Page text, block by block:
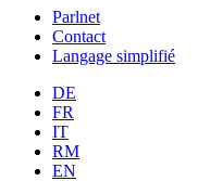
Parlnet
Contact
Langage simplifié
DE
FR
IT
RM
EN